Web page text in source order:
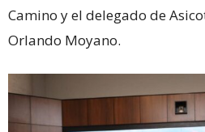
Camino y el delegado de
Orlando Moyano.